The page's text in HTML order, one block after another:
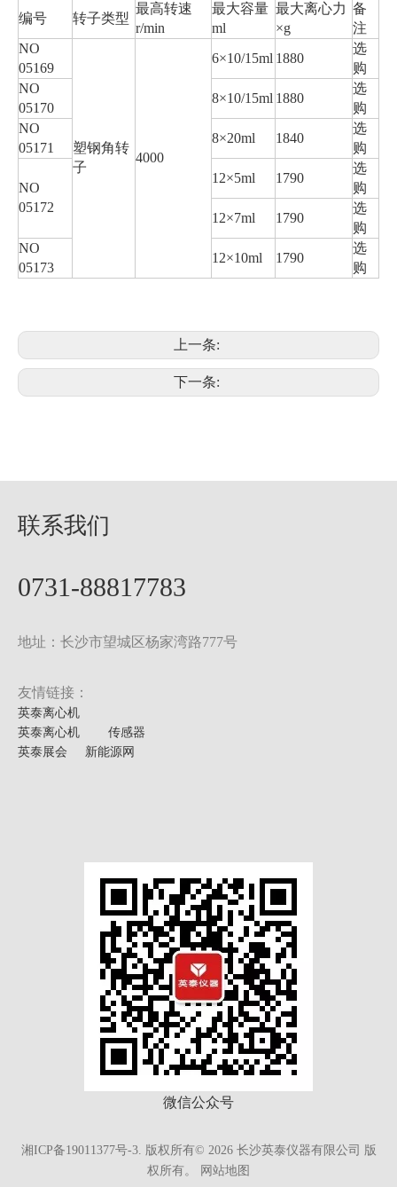
编号 转子类型
最高转速
r/min
最大容量
ml
最大离心力
×g
备
注
NO
05169
塑钢角转
子
4000
6×10/15ml 1880
选
购
NO
05170
8×10/15ml 1880
选
购
NO
05171
8×20ml 1840
选
购
NO
05172
12×5ml 1790
选
购
12×7ml
1790
选
购
NO
05173
12×10ml 1790
选
购
上一条:
下一条:
联系我们
0731-88817783
地址：长沙市望城区杨家湾路777号
友情链接：
英泰离心机
英泰离心机
传感器
英泰展会
新能源网
微信公众号
湘ICP备19011377号-3. 版权所有© 2026长沙英泰仪器有限公司 版
权所有。
网站地图